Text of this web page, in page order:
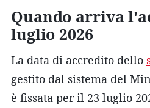
Quando arriva
luglio 2026
La data di accredito dello
gestito dal sistema del
è fissata per il 23 luglio